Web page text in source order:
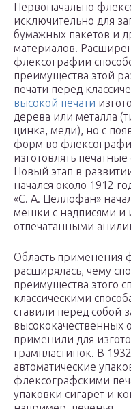
Первоначально
исключительно для
бумажных пакетов и
материалов.
флексографии
преимущества этой
печати перед
высокой печати
дерева или металла
цинка, меди), но с
форм во
изготовлять
Новый этап в
начался около 1912
«С. А. Целлофан»
мешки с надписями и
отпечатанными
Область применения
расширялась, чему
преимущества этого
классическими
ставили перед собой
высококачественных
применили для
грампластинок. В
автоматические
флексографскими
упаковки сигарет и